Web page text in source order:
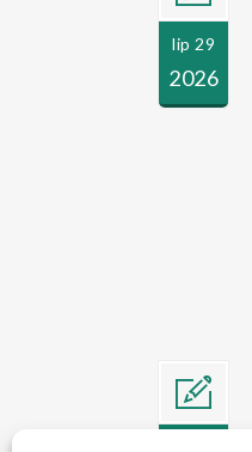
lip 29
2026